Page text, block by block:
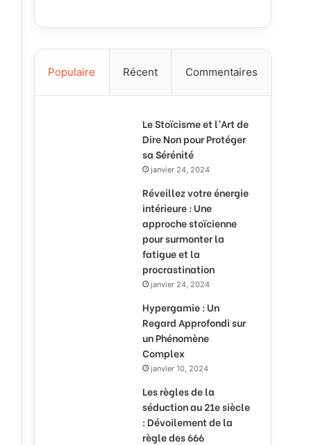
Populaire Récent Commentaires
Le Stoïcisme et l’Art de
Dire Non pour Protéger
sa Sérénité
janvier 24, 2024
Réveillez votre énergie
intérieure : Une
approche stoïcienne
pour surmonter la
fatigue et la
procrastination
janvier 24, 2024
Hypergamie : Un
Regard Approfondi sur
un Phénomène
Complex
janvier 10, 2024
Les règles de la
séduction au 21e siècle
: Dévoilement de la
règle des 666